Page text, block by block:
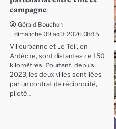
campagne
Gérald Bouchon
dimanche 09 août 2026 08:15
Villeurbanne et Le Teil, en
Ardèche, sont distantes de 150
kilomètres. Pourtant, depuis
2023, les deux villes sont liées
par un contrat de réciprocité,
piloté…